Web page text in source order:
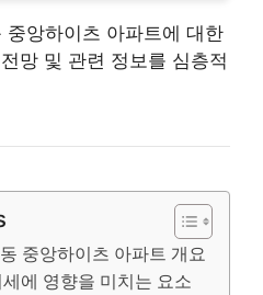
중앙하이츠 아파트 에 대한
망 및 관련 정보를 심층적
중앙하이츠 아파트 개요
에 영향을 미치는 요소